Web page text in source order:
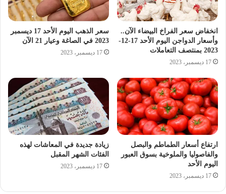
انخفاض سعر الفراخ البيضاء الآن..
وأسعار الدواجن اليوم الأحد 17-12-
2023 بمنتصف التعاملات
17 ديسمبر، 2023
سعر الذهب اليوم الأحد 17 ديسمبر
2023 في الصاغة وعيار 21 الآن
17 ديسمبر، 2023
ارتفاع أسعار الطماطم والبصل
والفاصوليا والملوخية بسوق العبور
اليوم الأحد
17 ديسمبر، 2023
زيادة جديدة في المعاشات لهذه
الفئات الشهر المقبل
17 ديسمبر، 2023